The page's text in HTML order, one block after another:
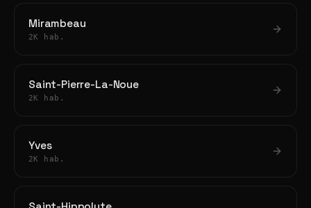
Mirambeau
2K hab.
Saint-Pierre-La-Noue
2K hab.
Yves
2K hab.